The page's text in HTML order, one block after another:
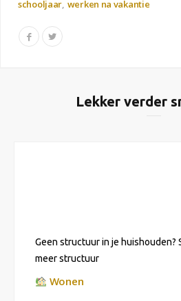
schooljaar werken na vakantie
Lekker verder
Geen structuur in je huishouden?
meer structuur
Wonen